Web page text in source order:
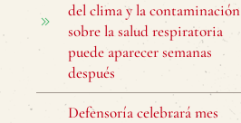
del clima y la contaminación
sobre la salud respiratoria
puede aparecer semanas
después
Defensoría celebrará mes